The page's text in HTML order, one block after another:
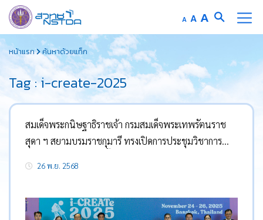
to
content
A Decrease
font
AReset
font
A Increase
font
หน้าแรก ค้นหาด้วยแท็ก
Tag : i-create-2025
สมเด็จพระกนิษฐาธิราชเจ้า กรมสมเด็จพระเทพรัตนราช
สุดา ฯ สยามบรมราชกุมารี ทรงเปิดการประชุมวิชาการ
อำนวยความสะดวก” ครั้งที่ 18 (i-CREATe 2025)
26 พ.ย. 2568